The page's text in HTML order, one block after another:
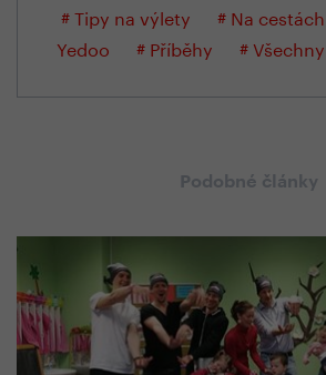
# Tipy na výlety # Na cestách
Yedoo
# Příběhy #
Podobné články